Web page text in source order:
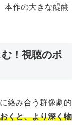
本作の大きな醍醐
！視聴のポ
絡み合う群像劇的
くと、より深く物